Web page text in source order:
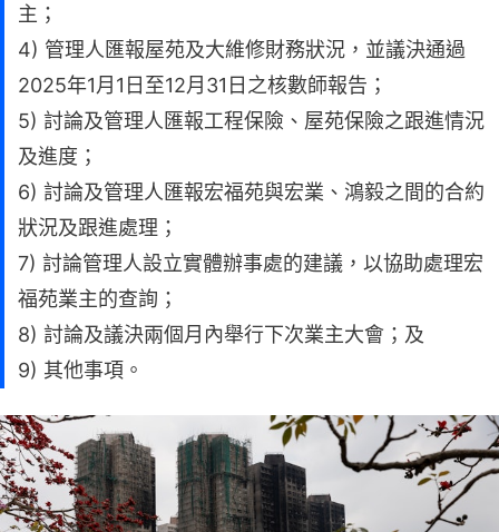
主；
4) 管理人匯報屋苑及大維修財務狀況，並議決通過
2025年1月1日至12月31日之核數師報告；
5) 討論及管理人匯報工程保險、屋苑保險之跟進情況
及進度；
6) 討論及管理人匯報宏福苑與宏業、鴻毅之間的合約
狀況及跟進處理；
7) 討論管理人設立實體辦事處的建議，以協助處理宏
福苑業主的查詢；
8) 討論及議決兩個月內舉行下次業主大會；及
9) 其他事項。